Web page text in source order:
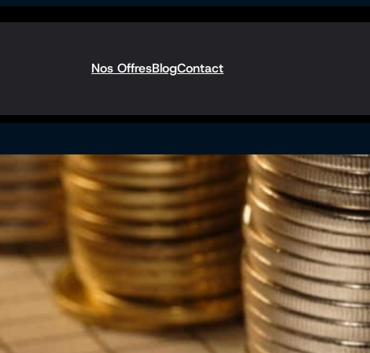
Nos OffresBlogContact